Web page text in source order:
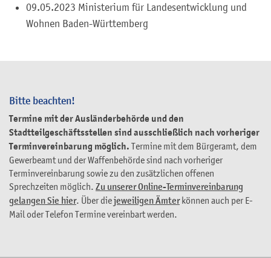
Bitte beachten!
Termine mit der Ausländerbehörde und den
Stadtteilgeschäftsstellen sind ausschließlich nach vorheriger
Terminvereinbarung möglich. Termine mit dem Bürgeramt, dem
Gewerbeamt und der Waffenbehörde sind nach vorheriger
Terminvereinbarung sowie zu den zusätzlichen offenen
Sprechzeiten möglich. Zu unserer Online-Terminvereinbarung
gelangen Sie hier. Über diejeweiligen Ämterkönnen auch per E-
Mail oder Telefon Termine vereinbart werden.
09.05.2023 Ministerium für Landesentwicklung und
Wohnen Baden-Württemberg